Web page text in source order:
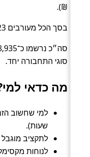
₪).
בסך הכל מעורבים 23 מפעילים ו־28 תחנות מוצא/יעד.
סוגי התחבורה יחד.
מה כדאי
שעות).
לתקציב מוגבל –
לנוחות